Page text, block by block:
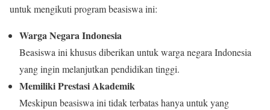
untuk mengikuti program beasiswa ini:
Warga Negara Indonesia
Beasiswa ini khusus diberikan untuk warga negara Indonesia
yang ingin melanjutkan pendidikan tinggi.
Memiliki Prestasi Akademik
Meskipun beasiswa ini tidak terbatas hanya untuk yang